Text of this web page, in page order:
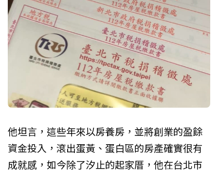
他坦言，這些年來以房養房，並將創業的盈餘
資金投入，滾出蛋黃、蛋白區的房產確實很有
成就感，如今除了汐止的起家厝，他在台北市